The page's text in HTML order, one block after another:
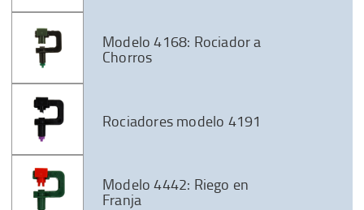
Modelo 4168: Rociador a
Chorros
Rociadores modelo 4191
Modelo 4442: Riego en
Franja